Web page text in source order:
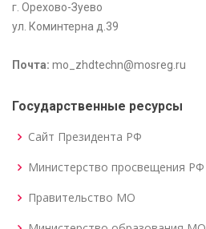
г. Орехово-Зуево
ул. Коминтерна д.39
Почта: mo_zhdtechn@mosreg.ru
Государственные ресурсы
Сайт Президента РФ
Министерство просвещения РФ
Правительство МО